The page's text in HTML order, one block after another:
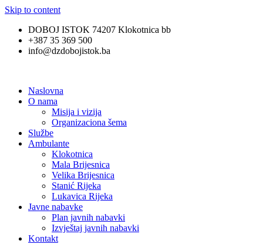
Skip to content
DOBOJ ISTOK 74207 Klokotnica bb
+387 35 369 500
info@dzdobojistok.ba
Naslovna
O nama
Misija i vizija
Organizaciona šema
Službe
Ambulante
Klokotnica
Mala Brijesnica
Velika Brijesnica
Stanić Rijeka
Lukavica Rijeka
Javne nabavke
Plan javnih nabavki
Izvještaj javnih nabavki
Kontakt